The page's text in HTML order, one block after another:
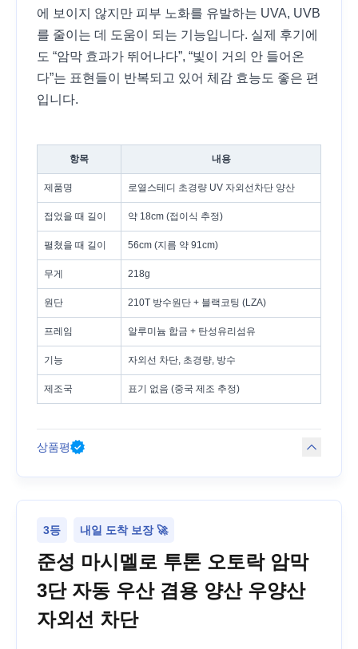
에 보이지 않지만 피부 노화를 유발하는 UVA, UVB
를 줄이는 데 도움이 되는 기능입니다. 실제 후기에
도 “암막 효과가 뛰어나다”, “빛이 거의 안 들어온
다”는 표현들이 반복되고 있어 체감 효능도 좋은 편
입니다.
항목 내용
제품명 로열스테디 초경량 UV 자외선차단 양산
접었을 때 길이 약 18cm (접이식 추정)
펼쳤을 때 길이 56cm (지름 약 91cm)
무게 218g
원단 210T 방수원단 + 블랙코팅 (LZA)
프레임 알루미늄 합금 + 탄성유리섬유
기능 자외선 차단, 초경량, 방수
제조국 표기 없음 (중국 제조 추정)
상품평
3등 내일 도착 보장 🚀
준성 마시멜로 투톤 오토락 암막
3단 자동 우산 겸용 양산 우양산
자외선 차단